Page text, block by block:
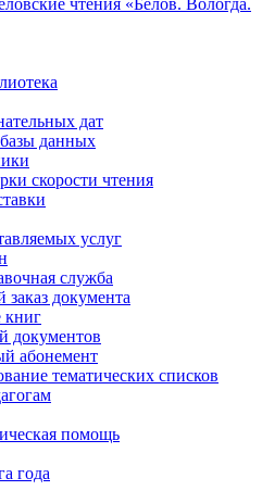
чтения «Белов. Вологда.
дат
данных
скорости чтения
услуг
служба
документа
книг
документов
абонемент
тематических списков
помощь
года